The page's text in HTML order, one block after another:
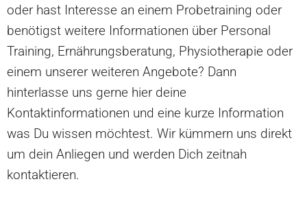
oder hast Interesse an einem Probetraining oder
benötigst weitere Informationen über Personal
Training, Ernährungsberatung, Physiotherapie oder
einem unserer weiteren Angebote? Dann
hinterlasse uns gerne hier deine
Kontaktinformationen und eine kurze Information
was Du wissen möchtest. Wir kümmern uns direkt
um dein Anliegen und werden Dich zeitnah
kontaktieren.